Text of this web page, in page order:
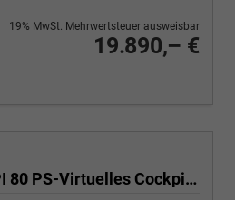
19.890,– €
19% MwSt. Mehrwertsteuer ausweisbar
drucken
130 Jahre 1.0 MPI 80 PS-Virtuelles Cockpit-AppleCarplay-Android-Auto-LED-Klima-Tempomat-Rückfahrkamera-DAB-SHZ-15" Alu-sofort